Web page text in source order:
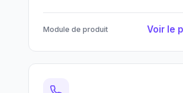
Module de produit Voir le